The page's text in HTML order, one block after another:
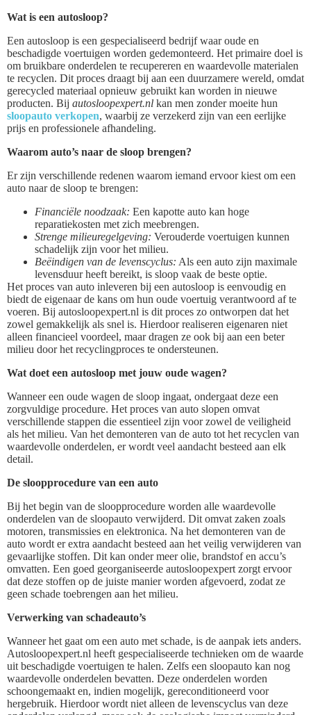
Wat is een autosloop?
Een autosloop is een gespecialiseerd bedrijf waar oude en
beschadigde voertuigen worden gedemonteerd. Het primaire doel is
om bruikbare onderdelen te recupereren en waardevolle materialen
te recyclen. Dit proces draagt bij aan een duurzamere wereld, omdat
gerecycled materiaal opnieuw gebruikt kan worden in nieuwe
producten. Bij autosloopexpert.nl kan men zonder moeite hun
sloopauto verkopen, waarbij ze verzekerd zijn van een eerlijke
prijs en professionele afhandeling.
Waarom auto’s naar de sloop brengen?
Er zijn verschillende redenen waarom iemand ervoor kiest om een
auto naar de sloop te brengen:
Financiële noodzaak: Een kapotte auto kan hoge
reparatiekosten met zich meebrengen.
Strenge milieuregelgeving: Verouderde voertuigen kunnen
schadelijk zijn voor het milieu.
Beëindigen van de levenscyclus: Als een auto zijn maximale
levensduur heeft bereikt, is sloop vaak de beste optie.
Het proces van auto inleveren bij een autosloop is eenvoudig en
biedt de eigenaar de kans om hun oude voertuig verantwoord af te
voeren. Bij autosloopexpert.nl is dit proces zo ontworpen dat het
zowel gemakkelijk als snel is. Hierdoor realiseren eigenaren niet
alleen financieel voordeel, maar dragen ze ook bij aan een beter
milieu door het recyclingproces te ondersteunen.
Wat doet een autosloop met jouw oude wagen?
Wanneer een oude wagen de sloop ingaat, ondergaat deze een
zorgvuldige procedure. Het proces van auto slopen omvat
verschillende stappen die essentieel zijn voor zowel de veiligheid
als het milieu. Van het demonteren van de auto tot het recyclen van
waardevolle onderdelen, er wordt veel aandacht besteed aan elk
detail.
De sloopprocedure van een auto
Bij het begin van de sloopprocedure worden alle waardevolle
onderdelen van de sloopauto verwijderd. Dit omvat zaken zoals
motoren, transmissies en elektronica. Na het demonteren van de
auto wordt er extra aandacht besteed aan het veilig verwijderen van
gevaarlijke stoffen. Dit kan onder meer olie, brandstof en accu’s
omvatten. Een goed georganiseerde autosloopexpert zorgt ervoor
dat deze stoffen op de juiste manier worden afgevoerd, zodat ze
geen schade toebrengen aan het milieu.
Verwerking van schadeauto’s
Wanneer het gaat om een auto met schade, is de aanpak iets anders.
Autosloopexpert.nl heeft gespecialiseerde technieken om de waarde
uit beschadigde voertuigen te halen. Zelfs een sloopauto kan nog
waardevolle onderdelen bevatten. Deze onderdelen worden
schoongemaakt en, indien mogelijk, gereconditioneerd voor
hergebruik. Hierdoor wordt niet alleen de levenscyclus van deze